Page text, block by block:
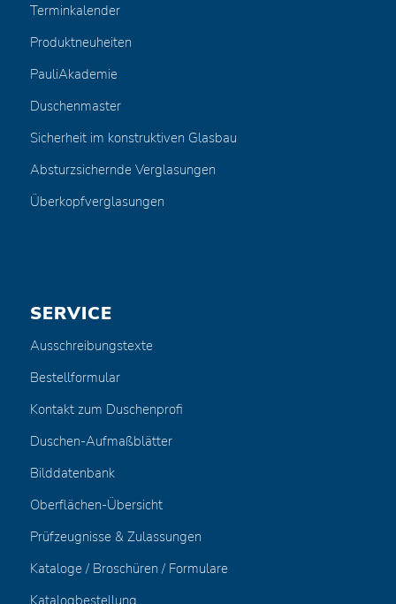
Terminkalender
Produktneuheiten
PauliAkademie
Duschenmaster
Sicherheit im konstruktiven Glasbau
Absturzsichernde Verglasungen
Überkopfverglasungen
SERVICE
Ausschreibungstexte
Bestellformular
Kontakt zum Duschenprofi
Duschen-Aufmaßblätter
Bilddatenbank
Oberflächen-Übersicht
Prüfzeugnisse & Zulassungen
Kataloge / Broschüren / Formulare
Katalogbestellung